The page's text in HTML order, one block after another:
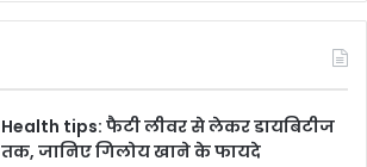
Health tips: फैटी लीवर से लेकर डायबिटीज
तक, जानिए गिलोय खाने के फायदे